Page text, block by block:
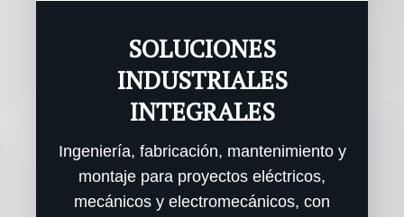
SOLUCIONES
INDUSTRIALES
INTEGRALES
Ingeniería, fabricación, mantenimiento y
montaje para proyectos eléctricos,
mecánicos y electromecánicos, con